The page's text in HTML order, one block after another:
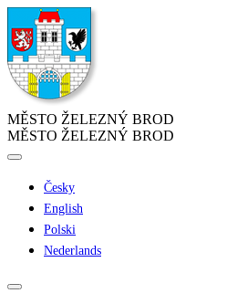
MĚSTO ŽELEZNÝ BROD
MĚSTO ŽELEZNÝ BROD
Česky
English
Polski
Nederlands